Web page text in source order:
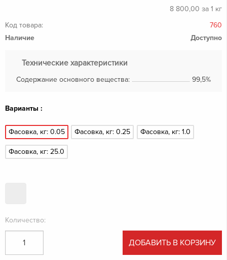
8 800,00 за 1 кг
Код товара:
760
Наличие
Доступно
Технические характеристики
Содержание основного вещества: 99,5%
Варианты :
Фасовка, кг: 0.05 Фасовка, кг: 0.25 Фасовка, кг: 1.0
Фасовка, кг: 25.0
Количество:
ДОБАВИТЬ В КОРЗИНУ